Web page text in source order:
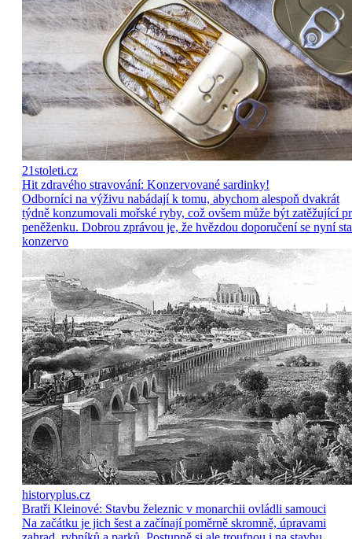
21stoleti.cz
Hit zdravého stravování: Konzervované sardinky!
Odborníci na výživu nabádají k tomu, abychom alespoň dvakrát
týdně konzumovali mořské ryby, což ovšem může být zatěžující
peněženku. Dobrou zprávou je, že hvězdou doporučení se nyní
konzervo
historyplus.cz
Bratři Kleinové: Stavbu železnic v monarchii ovládli samouci
Na začátku je jich šest a začínají poměrně skromně, úpravami